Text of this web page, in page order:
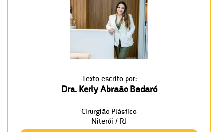
Texto escrito por:
Dra. Kerly Abraão Badaró
Cirurgião Plástico
Niterói / RJ